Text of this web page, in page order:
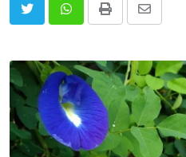
Print
Share
Email